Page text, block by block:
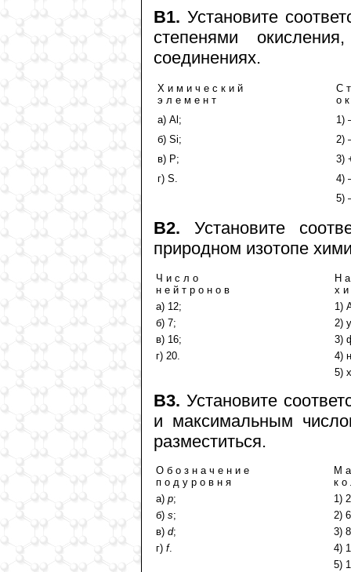
В1. Установите
степенями
соединениях.
Х и м и ч е с к и й
э л е м е н т
С
о
а) Al;
1)
б) Si;
2)
в) P;
3)
г) S.
4)
5)
В2. Установите
природном изотопе
Ч и с л о
н е й т р о н о в
Н
х
а) 12;
1)
б) 7;
2)
в) 16;
3)
г) 20.
4)
5)
В3. Установите
и максимальным
разместиться.
О б о з н а ч е н и е
п о д у р о в н я
М
к о
а) p;
1)
б) s;
2)
в) d;
3)
г) f.
4)
5)